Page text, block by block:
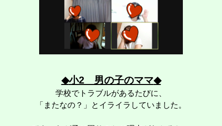
◆小2 男の子のママ◆
学校でトラブルがあるたびに、
「またなの？」とイライラしていました。